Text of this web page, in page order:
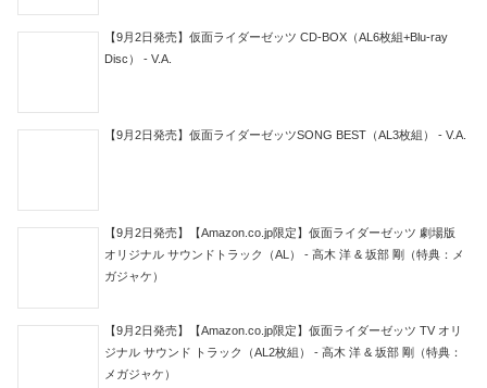
【9月2日発売】仮面ライダーゼッツ CD-BOX（AL6枚組+Blu-ray
Disc） - V.A.
【9月2日発売】仮面ライダーゼッツSONG BEST（AL3枚組） - V.A.
【9月2日発売】【Amazon.co.jp限定】仮面ライダーゼッツ 劇場版
オリジナル サウンドトラック（AL） - 高木 洋 & 坂部 剛（特典：メ
ガジャケ）
【9月2日発売】【Amazon.co.jp限定】仮面ライダーゼッツ TV オリ
ジナル サウンド トラック（AL2枚組） - 高木 洋 & 坂部 剛（特典：
メガジャケ）